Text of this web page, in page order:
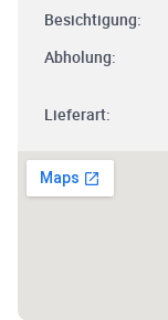
Besichtigung:
Abholung:
Lieferart: